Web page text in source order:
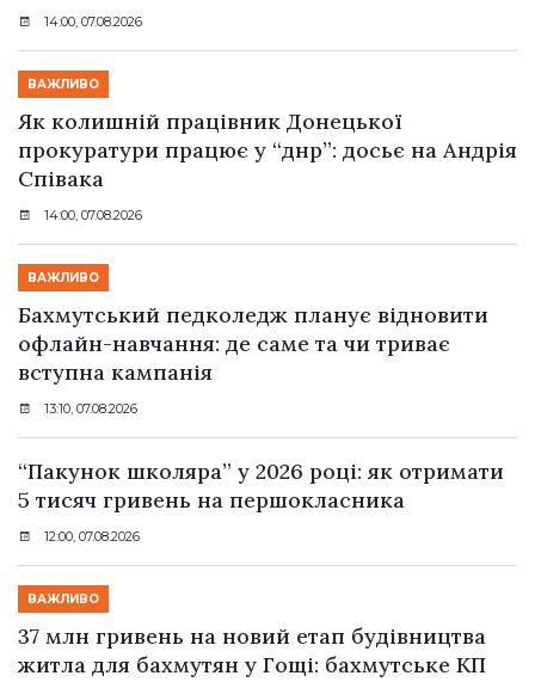
14:00, 07.08.2026
ВАЖЛИВО
Як колишній працівник Донецької
прокуратури працює у “днр”: досьє на Андрія
Співака
14:00, 07.08.2026
ВАЖЛИВО
Бахмутський педколедж планує відновити
офлайн-навчання: де саме та чи триває
вступна кампанія
13:10, 07.08.2026
“Пакунок школяра” у 2026 році: як отримати
5 тисяч гривень на першокласника
12:00, 07.08.2026
ВАЖЛИВО
37 млн гривень на новий етап будівництва
житла для бахмутян у Гощі: бахмутське КП